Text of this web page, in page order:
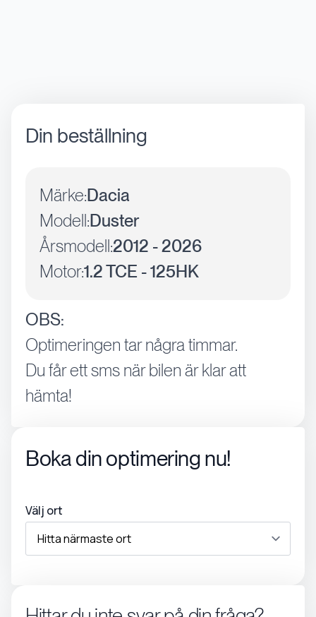
Din beställning
Märke:Dacia
Modell:Duster
Årsmodell:2012 - 2026
Motor:1.2 TCE - 125HK
OBS:
Optimeringen tar några timmar.
Du får ett sms när bilen är klar att
hämta!
Boka din optimering nu!
Välj ort